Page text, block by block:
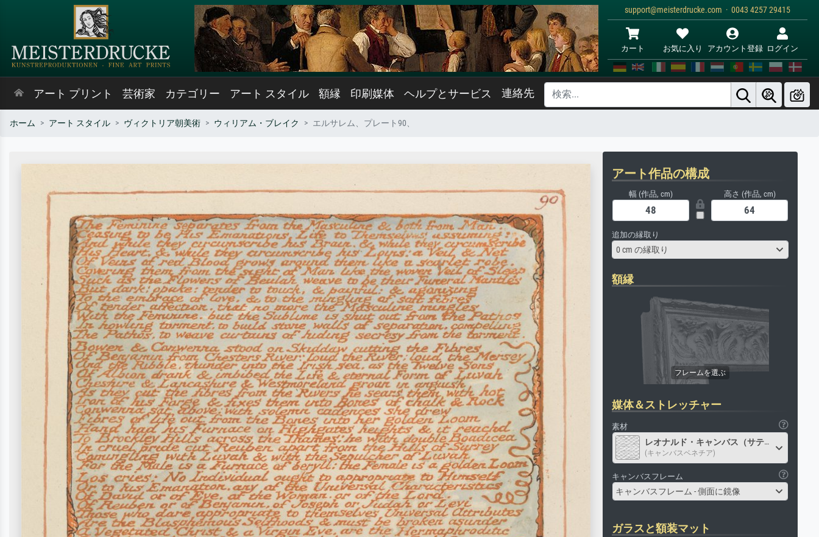
support@meisterdrucke.com · 0043 4257 29415
カート お気に入り アカウント登録 ログイン
アート プリント 芸術家 カテゴリー アート スタイル 額縁 印刷媒体 ヘルプとサービス 連絡先
ホーム アート スタイル ヴィクトリア朝美術 ウィリアム・ブレイク エルサレム、プレート90、
アート作品の構成
幅 (作品, cm) 高さ (作品, cm)
追加の縁取り
0 cm の縁取り
額縁
媒体＆ストレッチャー
素材
レオナルド・キャンバス（サテン）
(キャンバスベネチア)
キャンバスフレーム
キャンバスフレーム - 側面に鏡像
ガラスと額装マット